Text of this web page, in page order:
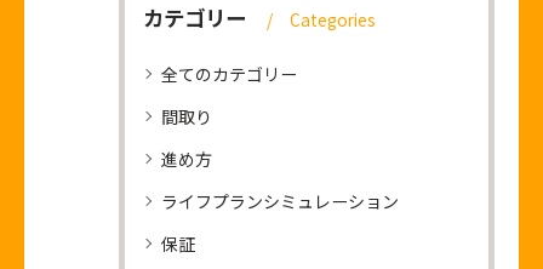
カテゴリー Categories
全てのカテゴリー
間取り
進め方
ライフプランシミュレーション
保証